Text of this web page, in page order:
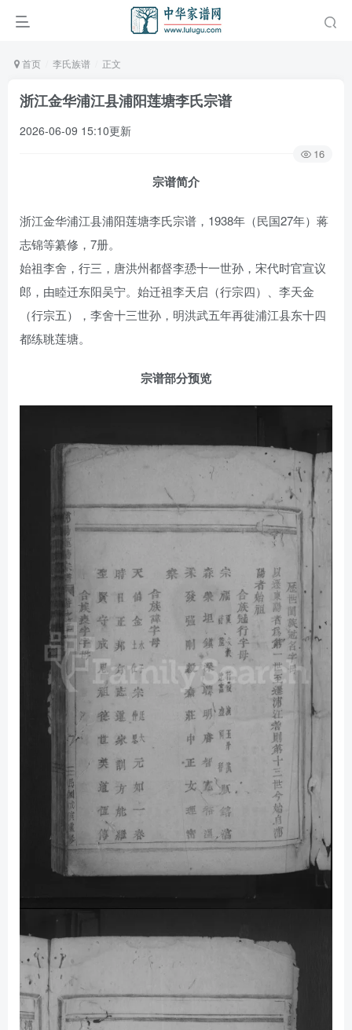
首页 李氏族谱 正文
浙江金华浦江县浦阳莲塘李氏宗谱
2026-06-09 15:10更新
16
宗谱简介
浙江金华浦江县浦阳莲塘李氏宗谱，1938年（民国27年）蒋
志锦等纂修，7册。
始祖李舍，行三，唐洪州都督李愻十一世孙，宋代时官宣议
郎，由睦迁东阳吴宁。始迁祖李天启（行宗四）、李天金
（行宗五），李舍十三世孙，明洪武五年再徙浦江县东十四
都练聎莲塘。
宗谱部分预览